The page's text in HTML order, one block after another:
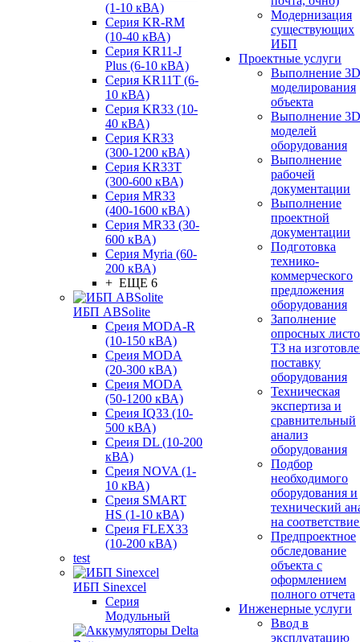
(1-10 кВА)
Серия KR-RM
(10-40 кВА)
Серия KR11-J
Plus (6-10 кВА)
Серия KR11T (6-
10 кВА)
Серия KR33 (10-
40 кВА)
Серия KR33
(300-1200 кВА)
Серия KR33T
(300-600 кВА)
Серия MR33
(400-1600 кВА)
Серия MR33 (30-
600 кВА)
Серия Myria (60-
200 кВА)
+ ЕЩЕ 6
ИБП ABSolite
Среия MODA-R
(10-150 кВА)
Среия MODA
(20-300 кВА)
Среия MODA
(50-1200 кВА)
Среия IQ33 (10-
500 кВА)
Среия DL (10-200
кВА)
Среия NOVA (1-
10 кВА)
Среия SMART
HS (1-10 кВА)
Среия FLEX33
(10-200 кВА)
test
ИБП Sinexcel
Серия
Модульный
Модернизация
существующих
ИБП
Проектные услуги
Выполнение 3D
моделирования
объекта
Выполнение 3D
моделей
оборудования
Выполнение
рабочей
документации
Выполнение
проектной
документации
Подготовка
технико-
коммерческого
предложения
оборудования
Заполнение
опросных
ТЗ на
поставку
оборудования
Техническая
экспертиза и
сравнительный
анализ
оборудования
Подбор
необходимого
оборудования и
технический
на
Предпроектное
обследование
объекта с
оформлением
полного отчета
Инженерные услуги
Ввод в
эксплуатацию